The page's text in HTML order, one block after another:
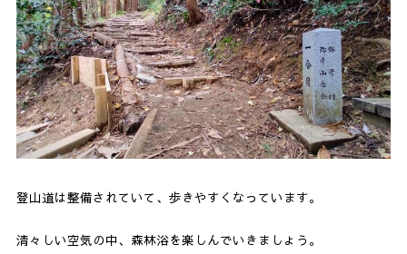
登山道は整備されていて、歩きやすくなっています。
清々しい空気の中、森林浴を楽しんでいきましょう。